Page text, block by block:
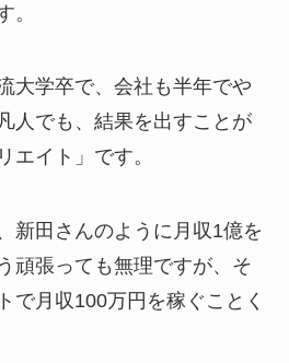
。
大学卒で、会社も半年でや
人でも、結果を出すことが
エイト」です。
新田さんのように月収1億を
頑張っても無理ですが、そ
で月収100万円を稼ぐことく